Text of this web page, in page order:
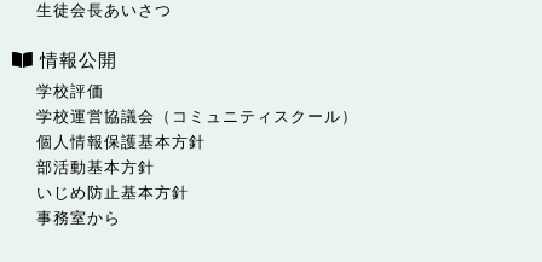
生徒会長あいさつ
情報公開
学校評価
学校運営協議会（コミュニティスクール）
個人情報保護基本方針
部活動基本方針
いじめ防止基本方針
事務室から